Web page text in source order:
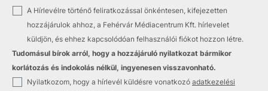
A Hírlevélre történő feliratkozással önkéntesen, kifejezetten
hozzájárulok ahhoz, a Fehérvár Médiacentrum Kft. hírlevelet
küldjön, és ehhez kapcsolódóan felhasználói fiókot hozzon létre.
Tudomásul bírok arról, hogy a hozzájáruló nyilatkozat bármikor
korlátozás és indokolás nélkül, ingyenesen visszavonható.
Nyilatkozom, hogy a hírlevél küldésre vonatkozó adatkezelési